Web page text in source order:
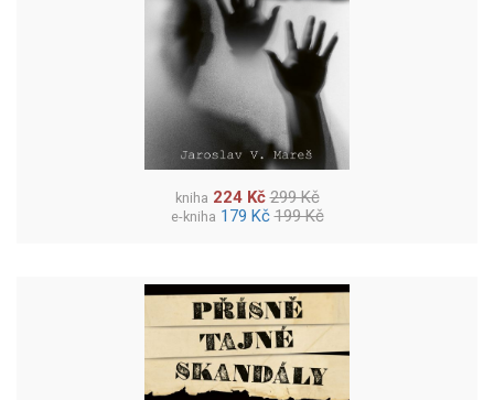
kniha 224 Kč 299 Kč
e-kniha 179 Kč 199 Kč